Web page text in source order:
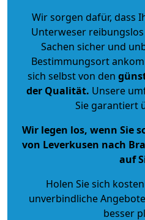
Wir sorgen dafür, dass
Unterweser
Sachen sicher und
Bestimmungsort
sich selbst von den
der Qualität. Unsere
Sie garantiert
Wir legen los, wenn Sie
von Leverkusen nach
auf
Holen Sie sich
unverbindliche Angebote
besser